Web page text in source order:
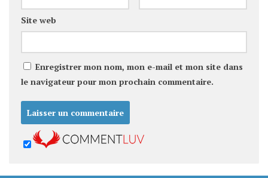
Site web
Enregistrer mon nom, mon e-mail et mon site dans
le navigateur pour mon prochain commentaire.